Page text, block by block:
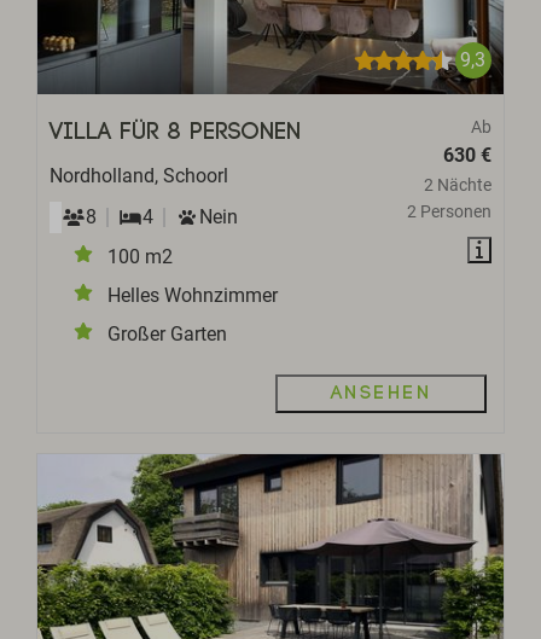
9,3
Ab
630 €
2 Nächte
2 Personen
Villa für 8 Personen
Nordholland, Schoorl
8
4
Nein
100 m2
Helles Wohnzimmer
Großer Garten
Ansehen